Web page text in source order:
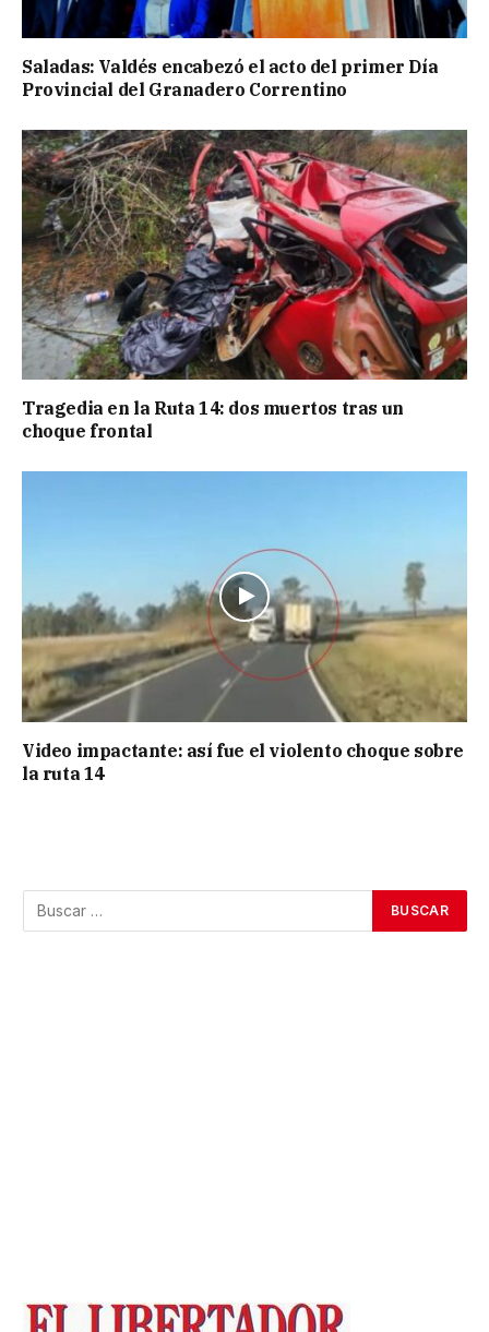
Saladas: Valdés encabezó el acto del primer Día
Provincial del Granadero Correntino
Tragedia en la Ruta 14: dos muertos tras un
choque frontal
Video impactante: así fue el violento choque sobre
la ruta 14